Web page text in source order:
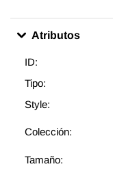
Atributos
ID:
Tipo:
Style:
Colección:
Tamaño: